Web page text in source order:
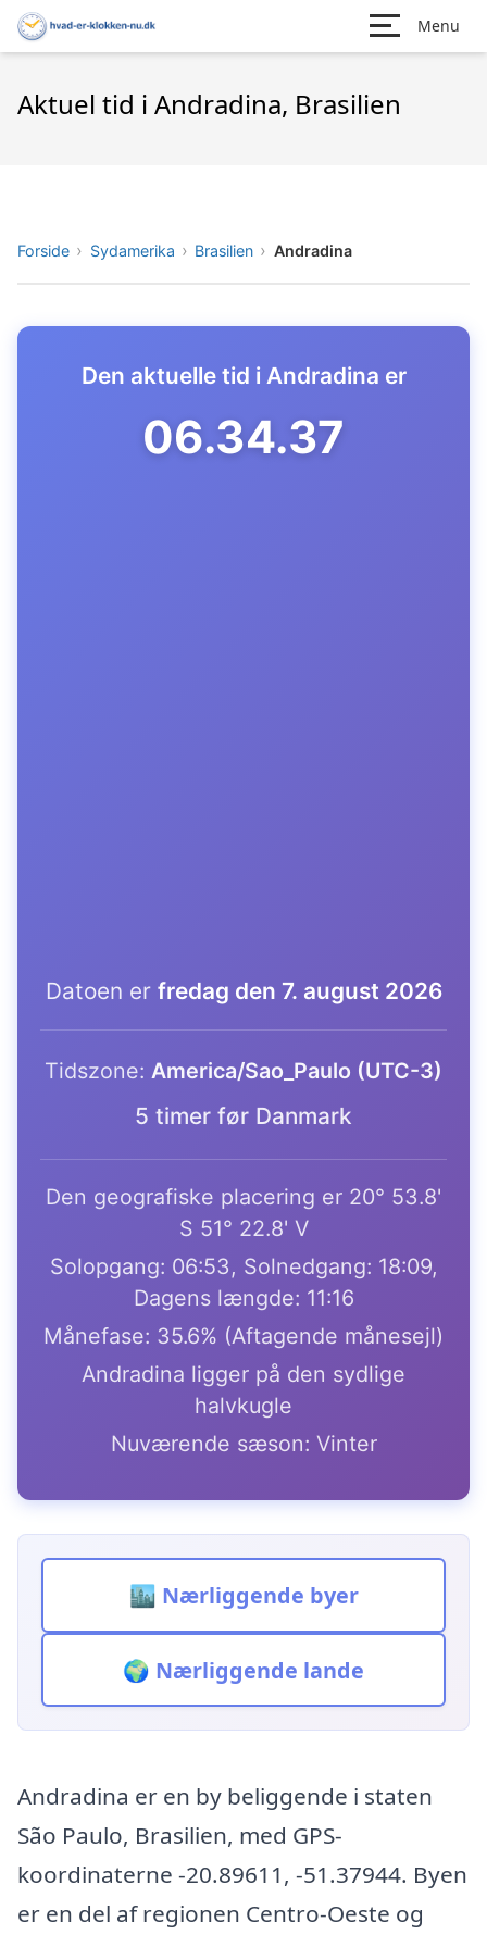
Menu
Aktuel tid i Andradina, Brasilien
Forside Sydamerika Brasilien Andradina
Den aktuelle tid i Andradina er
06.34.38
Datoen er fredag den 7. august 2026
Tidszone: America/Sao_Paulo (UTC-3)
5 timer før Danmark
Den geografiske placering er 20° 53.8'
S 51° 22.8' V
Solopgang: 06:53, Solnedgang: 18:09,
Dagens længde: 11:16
Månefase: 35.6% (Aftagende månesejl)
Andradina ligger på den sydlige
halvkugle
Nuværende sæson: Vinter
🏙️ Nærliggende byer
🌍 Nærliggende lande
Andradina er en by beliggende i staten
São Paulo, Brasilien, med GPS-
koordinaterne -20.89611, -51.37944. Byen
er en del af regionen Centro-Oeste og